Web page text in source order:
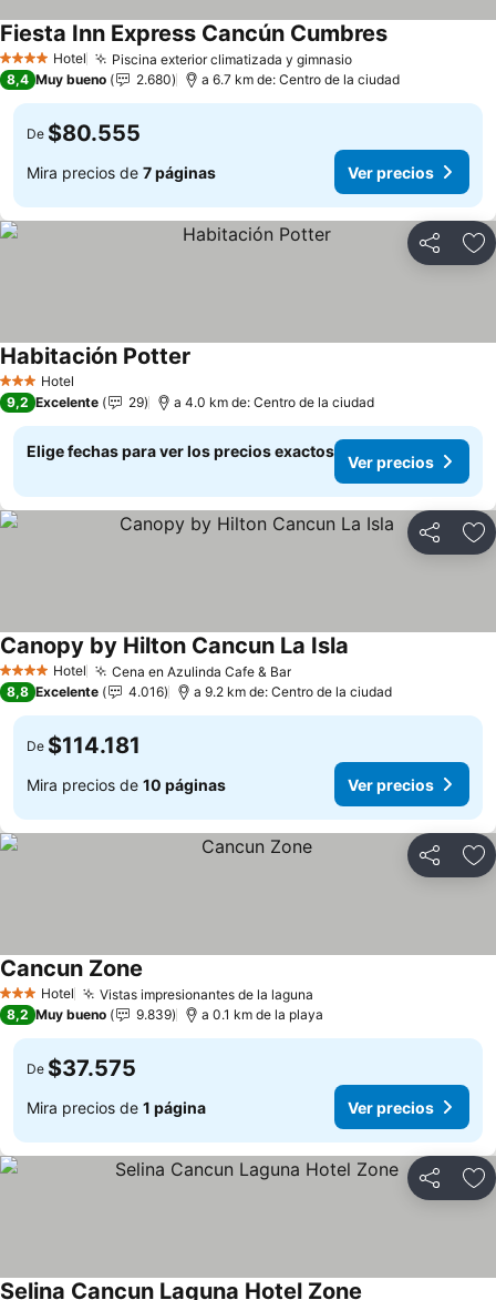
4 EstrellasHotel Piscina exterior climatizada y gimnasioVer precios
Fiesta Inn Express Cancún CumbresVer precios
8,4 Muy bueno 2.680 a 6.7 km de: Centro de la ciudad
De $80.555
Mira precios de 7 páginas Ver precios
Compartir
3 Estrellas
Hotel
Habitación Potter
9,2 Excelente 29 a 4.0 km de: Centro de la ciudad
Elige fechas para ver los precios exactos
Ver precios
Compartir
4 EstrellasHotel Cena en Azulinda Cafe & BarVer precios
Canopy by Hilton Cancun La Isla
8,8 Excelente 4.016 a 9.2 km de: Centro de la ciudad
De $114.181
Mira precios de 10 páginas Ver precios
Compartir
3 Estrellas
Hotel Vistas impresionantes de la laguna
Cancun Zone
8,2 Muy bueno 9.839 a 0.1 km de la playa
De $37.575
Mira precios de 1 página Ver precios
Compartir
Selina Cancun Laguna Hotel Zone